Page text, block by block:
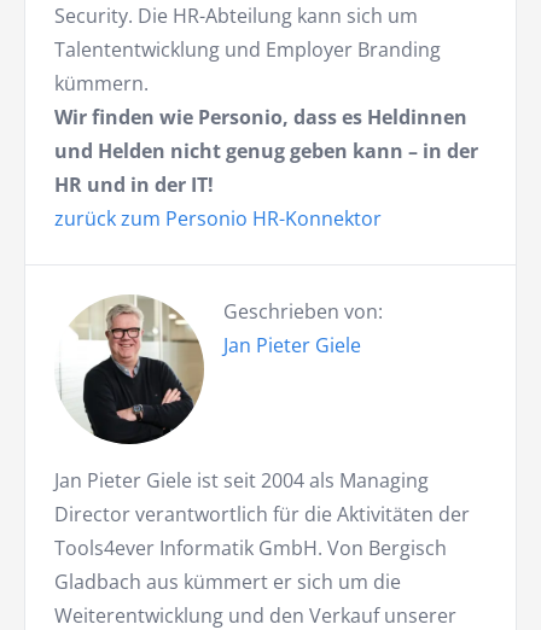
Security. Die HR-Abteilung kann sich um
Talententwicklung und Employer Branding
kümmern.
Wir finden wie Personio, dass es Heldinnen
und Helden nicht genug geben kann – in der
HR und in der IT!
zurück zum Personio HR-Konnektor
Geschrieben von:
Jan Pieter Giele
Jan Pieter Giele ist seit 2004 als Managing
Director verantwortlich für die Aktivitäten der
Tools4ever Informatik GmbH. Von Bergisch
Gladbach aus kümmert er sich um die
Weiterentwicklung und den Verkauf unserer